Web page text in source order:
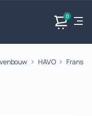
0
Producten
HAVO
Frans